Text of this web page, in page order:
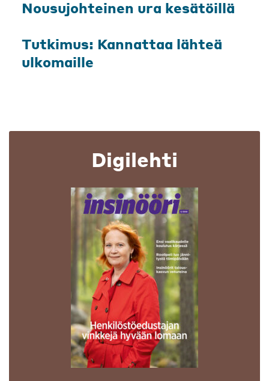
Nousujohteinen ura kesätöillä
Tutkimus: Kannattaa lähteä
ulkomaille
Digilehti